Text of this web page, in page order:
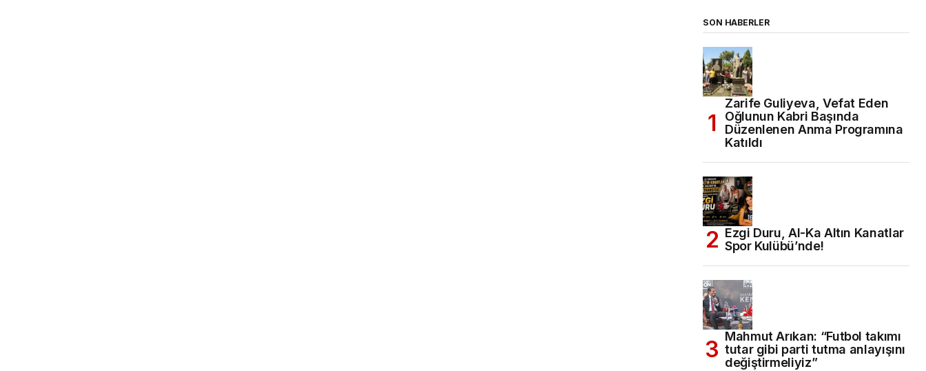
SON HABERLER
Zarife Guliyeva, Vefat Eden
Oğlunun Kabri Başında
Düzenlenen Anma Programına
Katıldı
Ezgi Duru, Al-Ka Altın Kanatlar
Spor Kulübü’nde!
Mahmut Arıkan: “Futbol takımı
tutar gibi parti tutma anlayışını
değiştirmeliyiz”